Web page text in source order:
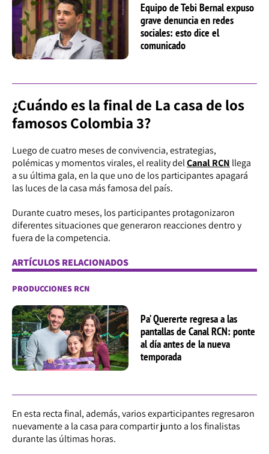
Equipo de Tebi Bernal expuso
grave denuncia en redes
sociales: esto dice el
comunicado
¿Cuándo es la final de La casa de los
famosos Colombia 3?
Luego de cuatro meses de convivencia, estrategias,
polémicas y momentos virales, el reality delCanal RCN llega
a su última gala, en la que uno de los participantes apagará
las luces de la casa más famosa del país.
Durante cuatro meses, los participantes protagonizaron
diferentes situaciones que generaron reacciones dentro y
fuera de la competencia.
ARTÍCULOS RELACIONADOS
PRODUCCIONES RCN
Pa’ Quererte regresa a las
pantallas de Canal RCN: ponte
al día antes de la nueva
temporada
En esta recta final, además, varios exparticipantes regresaron
nuevamente a la casa para compartir junto a los finalistas
durante las últimas horas.